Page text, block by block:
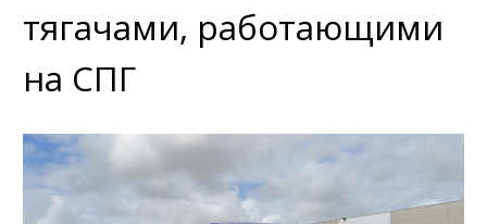
тягачами, работающими
на СПГ